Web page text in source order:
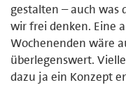
gestalten – auch was
wir frei denken. Eine
Wochenenden wäre
überlegenswert.
dazu ja ein Konzept